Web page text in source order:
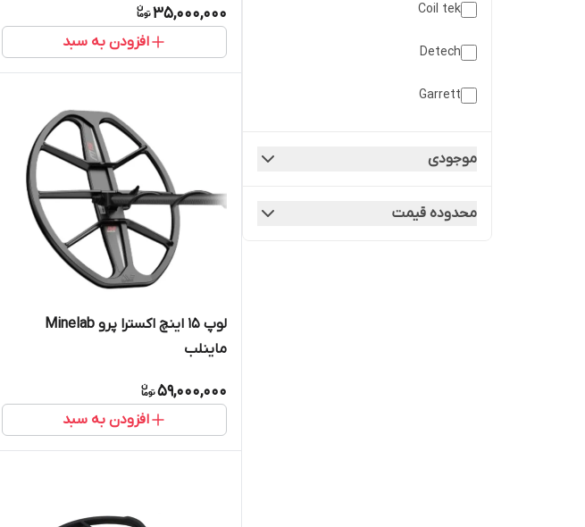
Coil tek
Detech
Garrett
Nokta
موجودی
محدوده قیمت
35,000,000
افزودن به سبد
لوپ 15 اینچ اکسترا پرو Minelab
ماینلب
59,000,000
افزودن به سبد